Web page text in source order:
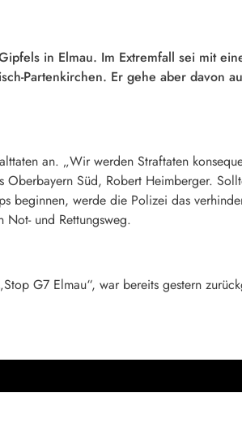
in Elmau. Im Extremfall sei mit
Partenkirchen. Er gehe aber davon
an. „Wir werden Straftaten
Süd, Robert Heimberger.
beginnen, werde die Polizei das
und Rettungsweg.
G7 Elmau“, war bereits gestern